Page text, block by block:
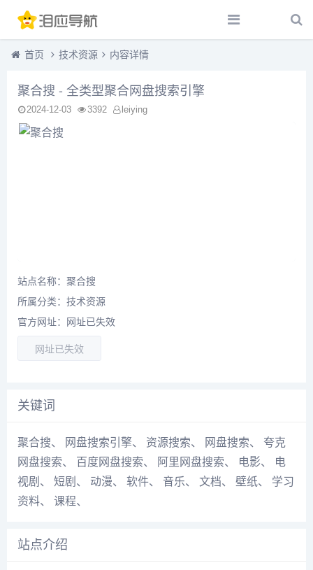
首页 技术资源 内容详情
聚合搜 - 全类型聚合网盘搜索引擎
2024-12-03 3392 leiying
站点名称：聚合搜
所属分类： 技术资源
官方网址：网址已失效
网址已失效
关键词
聚合搜、 网盘搜索引擎、 资源搜索、 网盘搜索、 夸克
网盘搜索、 百度网盘搜索、 阿里网盘搜索、 电影、
电
视剧 、 短剧 、 动漫、 软件、 音乐、 文档、 壁纸、 学习
资料、 课程、
站点介绍